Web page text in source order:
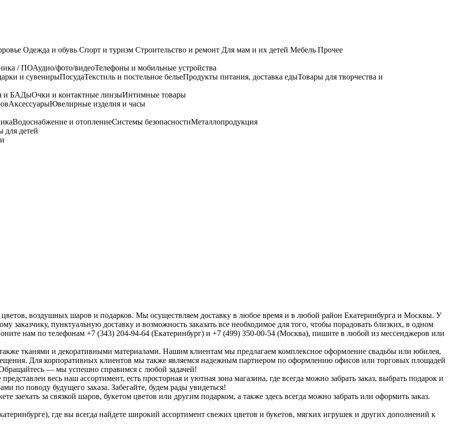
Одежда и обувь Спорт и туризм Строительство и ремонт Для мам и их детей Мебель Прочее
/ ПОАудио/фото/видеоТелефоны и мобильные устройства
и сувенирыПосудаТекстиль и постельное бельеПродукты питания, доставка едыТовары для творчества и
и БАДыОчки и контактные линзыИнтимные товары
АксессуарыЮвелирные изделия и часы
Водоснабжение и отоплениеСистемы безопасностиМеталлопродукция
для детей
воздушных шаров и подарков. Мы осуществляем доставку в любое время и в любой район Екатеринбурга и Москвы. У
заказчику, пунктуальную доставку и возможность заказать все необходимое для того, чтобы порадовать близких, в одном
нам по телефонам +7 (343) 204-94-64 (Екатеринбург) и +7 (499) 350-00-54 (Москва), пишите в любой из мессенджеров или
тканями и декоративными материалами. Нашим клиентам мы предлагаем комплексное оформление свадьбы или юбилея,
Для корпоративных клиентов мы также являемся надежным партнером по оформлению офисов или торговых площадей
— мы успешно справимся с любой задачей!
весь наш ассортимент, есть просторная и уютная зона магазина, где всегда можно забрать заказ, выбрать подарок и
по поводу будущего заказа. Забегайте, будем рады увидеться!
заехать за связкой шаров, букетом цветов или другим подарком, а также здесь всегда можно забрать или оформить заказ.
где вы всегда найдете широкий ассортимент свежих цветов и букетов, мягких игрушек и других дополнений к